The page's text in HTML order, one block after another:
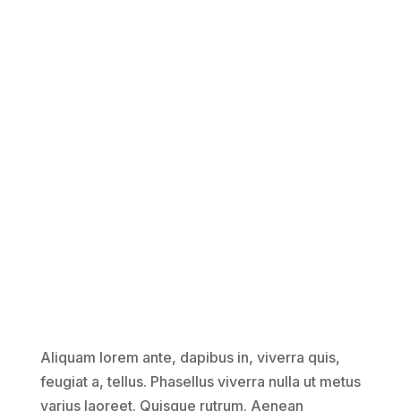
Aliquam lorem ante, dapibus in, viverra quis,
feugiat a, tellus. Phasellus viverra nulla ut metus
varius laoreet. Quisque rutrum. Aenean